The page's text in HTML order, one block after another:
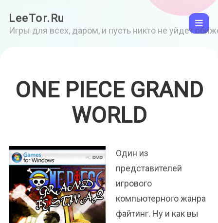
LeeTor.Ru
Игры для всех, даром, и пусть никто не уйдет
ONE PIECE GRAND
WORLD
Один из
представителей
игрового
компьютерного жанра
файтинг. Ну и как вы